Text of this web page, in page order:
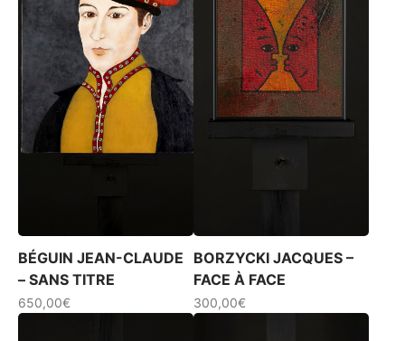
peuvent
être
choisies
sur
la
page
du
BÉGUIN JEAN-CLAUDE
– SANS TITRE
650,00€
BORZYCKI JACQUES –
FACE À FACE
300,00€